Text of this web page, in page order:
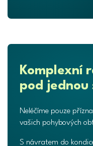
Komplexní
pod jednou
Neléčíme pouze
vašich pohybových
S návratem do